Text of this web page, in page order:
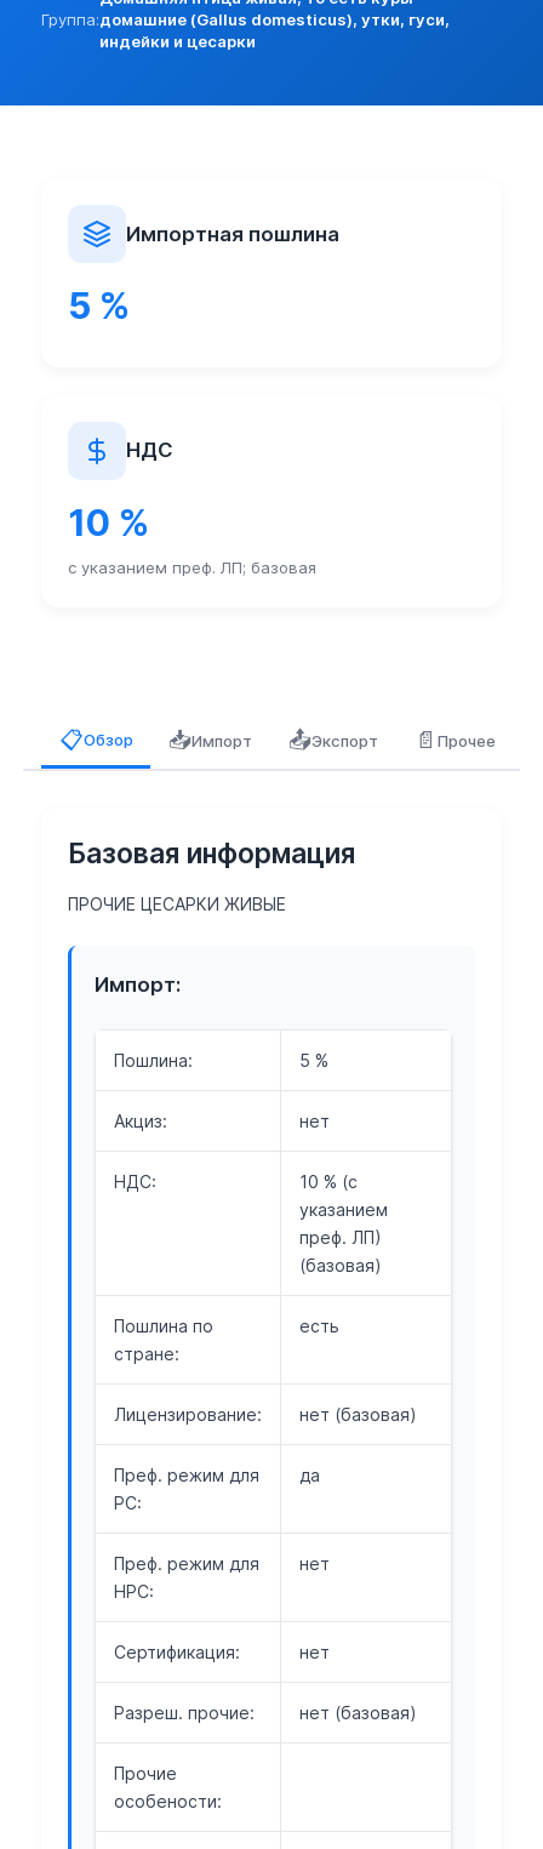
Разреш. прочие:
нет (базовая)
Прочие особености:
Запреты (другие страны):
Группа:домашние (Gallus domesticus), утки, гуси,
индейки и цесарки
Импортная пошлина
5 %
НДС
10 %
с указанием преф. ЛП; базовая
📋Обзор 📥Импорт 📤Экспорт 📄Прочее
Базовая информация
ПРОЧИЕ ЦЕСАРКИ ЖИВЫЕ
Импорт:
Пошлина: 5 %
Акциз: нет
НДС:
10 % (с
указанием
преф. ЛП)
(базовая)
Пошлина по
стране:
есть
Лицензирование: нет (базовая)
Преф. режим для
РС:
да
Преф. режим для
НРС:
нет
Сертификация: нет
Разреш. прочие: нет (базовая)
Прочие
особености: